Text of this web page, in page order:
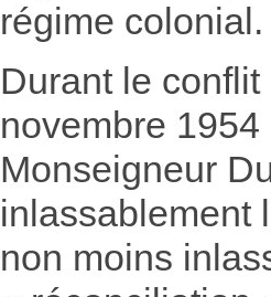
régime colonial.
Durant le
novembre 1954
Monseigneur
inlassablement
non moins